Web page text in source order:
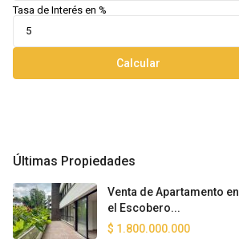
Tasa de Interés en %
Calcular
Últimas Propiedades
Venta de Apartamento en
el Escobero...
$ 1.800.000.000